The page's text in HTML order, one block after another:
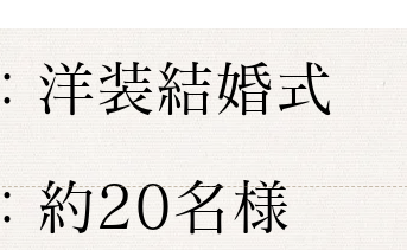
洋装結婚式
20名様